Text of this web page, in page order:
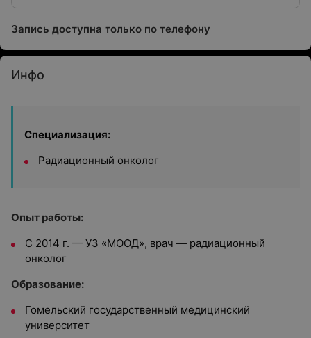
Запись доступна только по телефону
Инфо
Специализация:
Радиационный онколог
Опыт работы:
С 2014 г. — УЗ «МООД», врач — радиационный
онколог
Образование:
Гомельский государственный медицинский
университет